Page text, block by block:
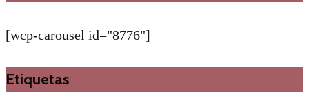
[wcp-carousel id="8776"]
Etiquetas